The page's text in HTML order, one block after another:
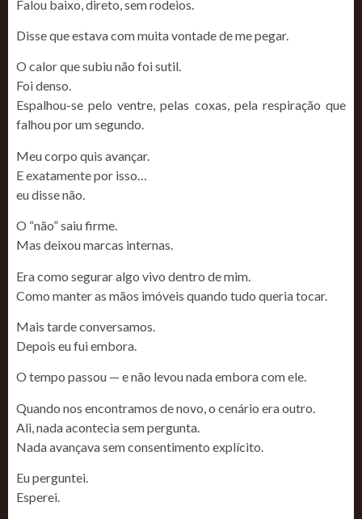
Falou baixo, direto, sem rodeios.
Disse que estava com muita vontade de me pegar.
O calor que subiu não foi sutil.
Foi denso.
Espalhou-se pelo ventre, pelas coxas, pela respiração que
falhou por um segundo.
Meu corpo quis avançar.
E exatamente por isso…
eu disse não.
O “não” saiu firme.
Mas deixou marcas internas.
Era como segurar algo vivo dentro de mim.
Como manter as mãos imóveis quando tudo queria tocar.
Mais tarde conversamos.
Depois eu fui embora.
O tempo passou — e não levou nada embora com ele.
Quando nos encontramos de novo, o cenário era outro.
Ali, nada acontecia sem pergunta.
Nada avançava sem consentimento explícito.
Eu perguntei.
Esperei.